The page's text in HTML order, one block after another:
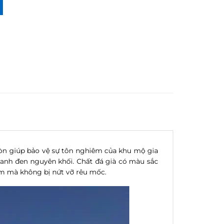
giúp bảo vệ sự tôn nghiêm của khu mộ gia
đen nguyên khối. Chất đá già có màu sắc
mà không bị nứt vỡ rêu mốc.